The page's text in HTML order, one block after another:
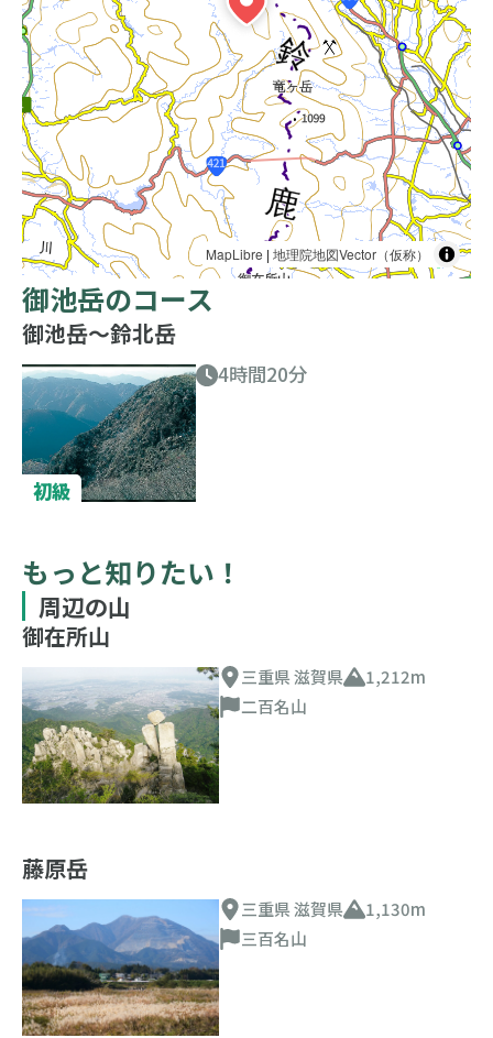
MapLibre |地理院地図Vector（仮称）
御池岳のコース
御池岳〜鈴北岳
初級
4時間20分
もっと知りたい！
周辺の山
御在所山
三重県 滋賀県
1,212m
二百名山
藤原岳
三重県 滋賀県
1,130m
三百名山